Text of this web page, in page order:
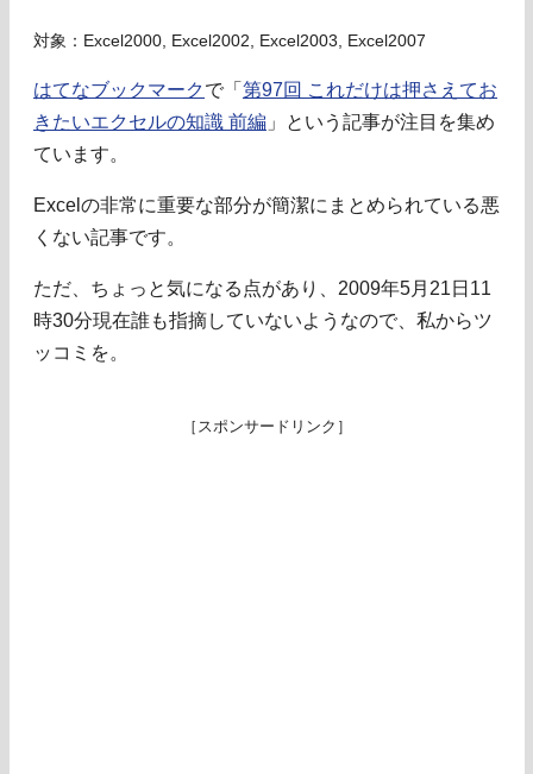
対象：Excel2000, Excel2002, Excel2003, Excel2007
はてなブックマーク で「 第97回 これだけは押さえてお
きたいエクセルの知識 前編 」という記事が注目を集め
ています。
Excelの非常に重要な部分が簡潔にまとめられている悪
くない記事です。
ただ、ちょっと気になる点があり、2009年5月21日11
時30分現在誰も指摘していないようなので、私からツ
ッコミを。
［スポンサードリンク］